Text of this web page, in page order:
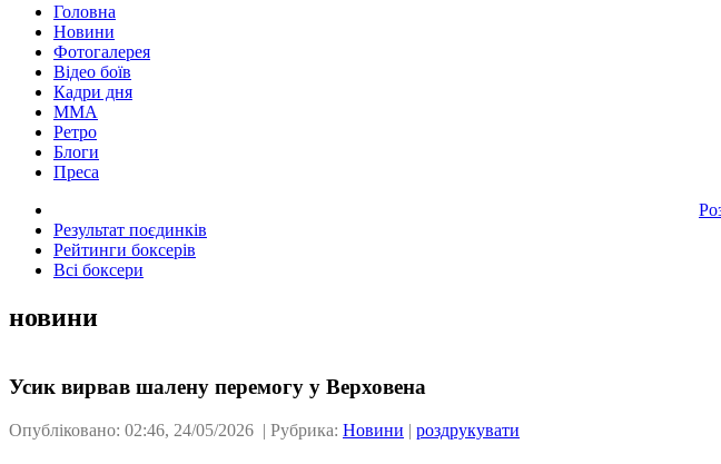
Головна
Новини
Фотогалерея
Відео боїв
Кадри дня
ММА
Ретро
Блоги
Преса
Результат поєдинків
Рейтинги боксерів
Всі боксери
новини
Усик вирвав шалену перемогу у Верховена
Опубліковано: 02:46, 24/05/2026 | Рубрика: Новини | роздрукувати